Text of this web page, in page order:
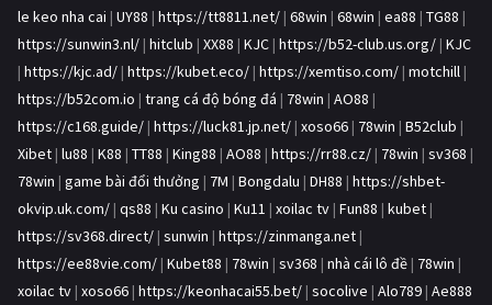
le keo nha cai | UY88 | https://tt8811.net/ | 68win | 68win | ea88 | TG88 |
https://sunwin3.nl/ | hitclub | XX88 | KJC | https://b52-club.us.org/ | KJC
| https://kjc.ad/ | https://kubet.eco/ | https://xemtiso.com/ | motchill |
https://b52com.io | trang cá độ bóng đá | 78win | AO88 |
https://c168.guide/ | https://luck81.jp.net/ | xoso66 | 78win | B52club |
Xibet | lu88 | K88 | TT88 | King88 | AO88 | https://rr88.cz/ | 78win | sv368 |
78win | game bài đổi thưởng | 7M | Bongdalu | DH88 | https://shbet-
okvip.uk.com/ | qs88 | Ku casino | Ku11 | xoilac tv | Fun88 | kubet |
https://sv368.direct/ | sunwin | https://zinmanga.net |
https://ee88vie.com/ | Kubet88 | 78win | sv368 | nhà cái lô đề | 78win |
xoilac tv | xoso66 | https://keonhacai55.bet/ | socolive | Alo789 | Ae888